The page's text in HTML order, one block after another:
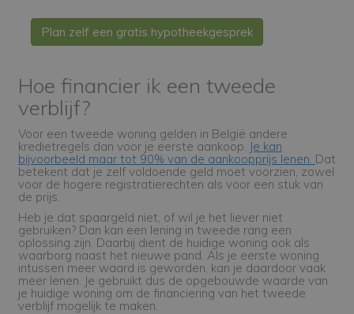
Plan zelf een gratis hypotheekgesprek
Hoe financier ik een tweede
verblijf?
Voor een tweede woning gelden in België andere
kredietregels dan voor je eerste aankoop. Je kan
bijvoorbeeld maar tot 90% van de aankoopprijs lenen. Dat
betekent dat je zelf voldoende geld moet voorzien, zowel
voor de hogere registratierechten als voor een stuk van
de prijs.
Heb je dat spaargeld niet, of wil je het liever niet
gebruiken? Dan kan een lening in tweede rang een
oplossing zijn. Daarbij dient de huidige woning ook als
waarborg naast het nieuwe pand. Als je eerste woning
intussen meer waard is geworden, kan je daardoor vaak
meer lenen. Je gebruikt dus de opgebouwde waarde van
je huidige woning om de financiering van het tweede
verblijf mogelijk te maken.